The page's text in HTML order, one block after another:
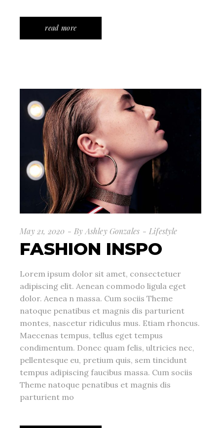
read more
May 21, 2020 By Ashley Gonzales Lifestyle
FASHION INSPO
Lorem ipsum dolor sit amet, consectetuer
adipiscing elit. Aenean commodo ligula eget
dolor. Aenea n massa. Cum sociis Theme
natoque penatibus et magnis dis parturient
montes, nascetur ridiculus mus. Etiam rhoncus.
Maecenas tempus, tellus eget tempus
condimentum. Donec quam felis, ultricies nec,
pellentesque eu, pretium quis, sem tincidunt
tempus adipiscing faucibus massa. Cum sociis
Theme natoque penatibus et magnis dis
parturient mo